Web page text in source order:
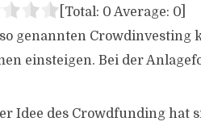
[Total: 0 Average: 0
genannten Crowdinvesting
einsteigen. Bei der
Idee des Crowdfunding hat